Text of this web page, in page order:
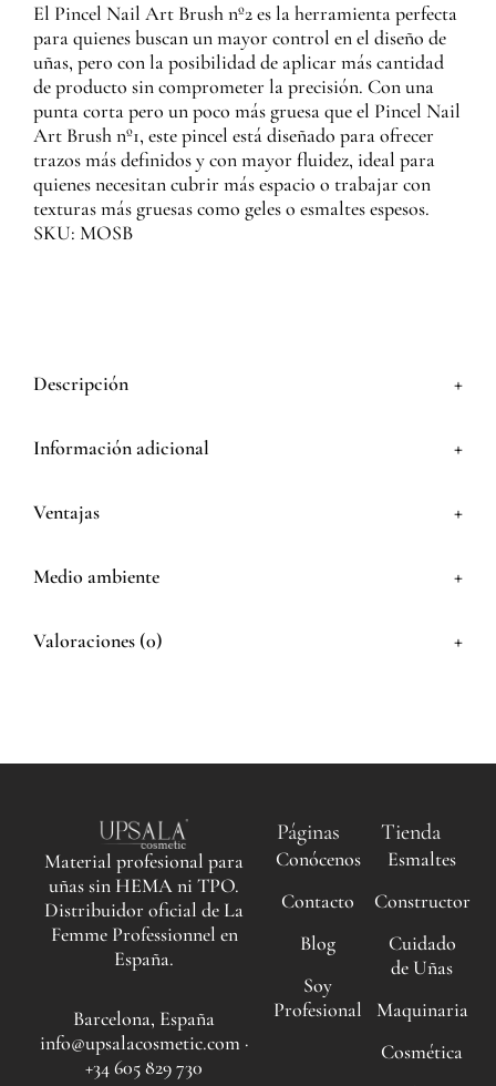
El Pincel Nail Art Brush nº2 es la herramienta perfecta
para quienes buscan un mayor control en el diseño de
uñas, pero con la posibilidad de aplicar más cantidad
de producto sin comprometer la precisión. Con una
punta corta pero un poco más gruesa que el Pincel Nail
Art Brush nº1, este pincel está diseñado para ofrecer
trazos más definidos y con mayor fluidez, ideal para
quienes necesitan cubrir más espacio o trabajar con
texturas más gruesas como geles o esmaltes espesos.
SKU: MOSB
Descripción +
Información adicional +
Ventajas +
Medio ambiente +
Valoraciones (0) +
Material profesional para
uñas sin HEMA ni TPO.
Distribuidor oficial de La
Femme Professionnel en
España.
Barcelona, España
info@upsalacosmetic.com ·
+34 605 829 730
Páginas
Conócenos
Contacto
Blog
Soy
Profesional
Tienda
Esmaltes
Constructor
Cuidado
de Uñas
Maquinaria
Cosmética